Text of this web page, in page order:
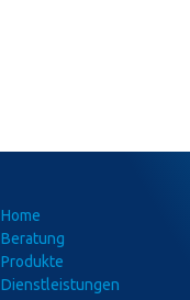
Home
Beratung
Produkte
Dienstleistungen